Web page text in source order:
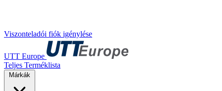
Viszonteladói fiók igénylése
UTT Europe
Teljes Terméklista
Márkák